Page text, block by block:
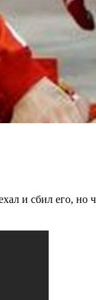
и сбил его, но